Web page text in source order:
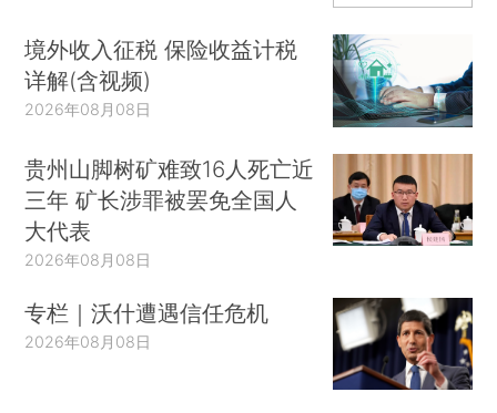
境外收入征税 保险收益计税
详解(含视频)
2026年08月08日
贵州山脚树矿难致16人死亡近
三年 矿长涉罪被罢免全国人
大代表
2026年08月08日
专栏｜沃什遭遇信任危机
2026年08月08日